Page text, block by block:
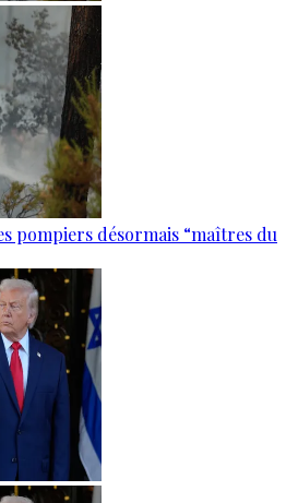
pompiers désormais “maîtres du